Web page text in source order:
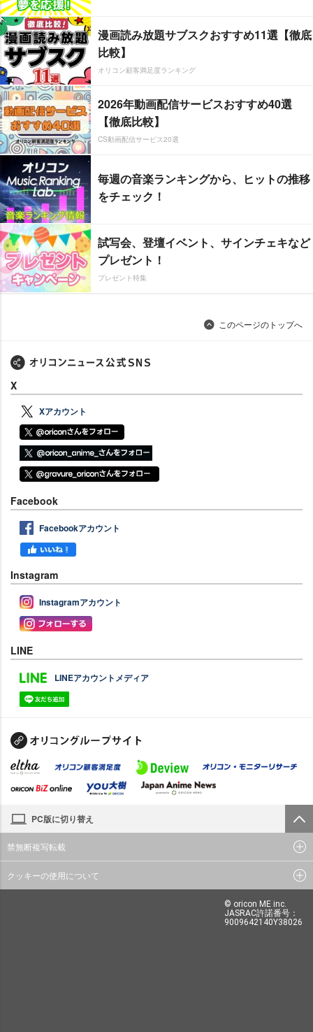
漫画読み放題サブスクおすすめ11選【徹底
比較】
オリコン顧客満足度ランキング
2026年動画配信サービスおすすめ40選
【徹底比較】
CS動画配信サービス20選
毎週の音楽ランキングから、ヒットの推移
をチェック！
試写会、登壇イベント、サインチェキなど
プレゼント！
プレゼント特集
このページのトップへ
X
Xアカウント
Facebook
Facebookアカウント
Instagram
Instagramアカウント
LINE
LINEアカウントメディア
PC版に切り替え
禁無断複写転載
クッキーの使用について
© oricon ME inc.
JASRAC許諾番号：
9009642140Y38026